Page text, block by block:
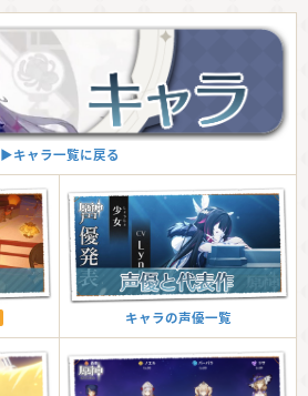
▶︎キャラ一覧に戻る
キャラの声優一覧